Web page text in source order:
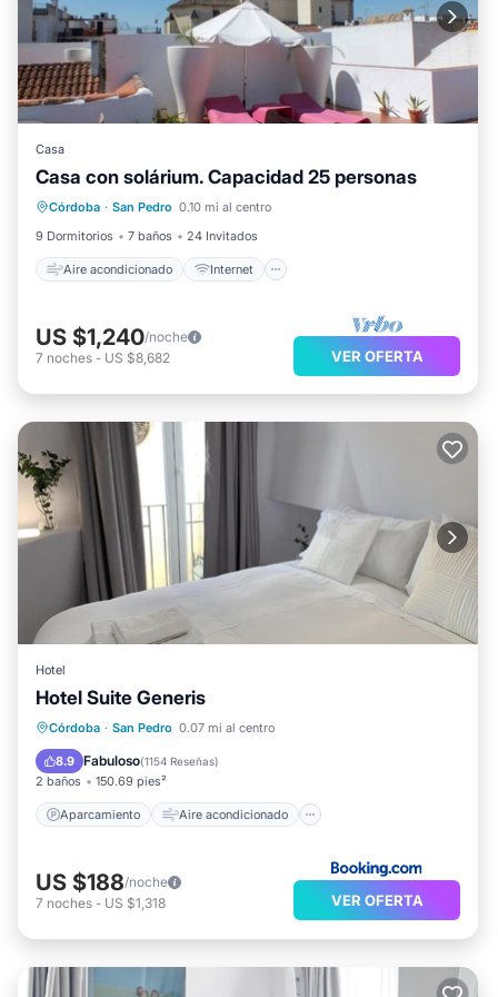
Casa
Casa con solárium. Capacidad 25 personas
Córdoba · San Pedro 0.10 mi al centro
9 Dormitorios
7 baños 24 Invitados
Aire acondicionado Internet
Aire acondicionado
Internet
Apto para niños
Lavandería
US $1,240/noche
7 noches - US $8,682 VER OFERTA
Hotel
Hotel Suite Generis
Córdoba · San Pedro 0.07 mi al centro
8.9 Fabuloso(1154 Reseñas)
2 baños 150.69 pies²
Aparcamiento Aire acondicionado
Aparcamiento
Aire acondicionado
Internet
Apto para niños
US $188/noche
7 noches - US $1,318 VER OFERTA